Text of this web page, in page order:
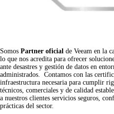
Somos Partner oficial de Veeam en la
lo que nos acredita para ofrecer
ante desastres y gestión de datos en
administrados.
Contamos con las
infraestructura necesaria para cumplir
técnicos, comerciales y de calidad
a nuestros clientes servicios seguros,
prácticas del sector.